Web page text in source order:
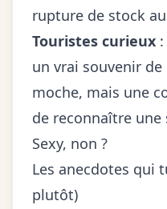
rupture de stock
Touristes curieux
un vrai souvenir de
moche, mais une
de reconnaître
Sexy, non ?
Les anecdotes qui
plutôt)